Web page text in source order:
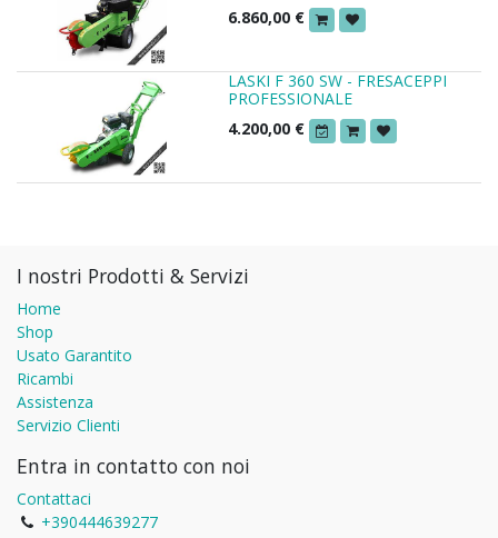
6.860,00 €
LASKI F 360 SW - FRESACEPPI
PROFESSIONALE
4.200,00 €
I nostri Prodotti & Servizi
Home
Shop
Usato Garantito
Ricambi
Assistenza
Servizio Clienti
Entra in contatto con noi
Contattaci
+390444639277